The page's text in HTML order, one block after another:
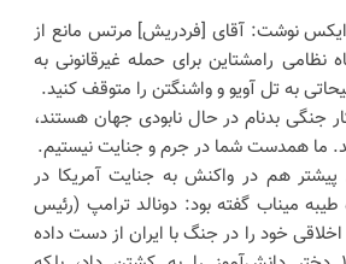
نوشت: آقای [فردریش] مرتس مانع از
نظامی رامشتاین برای حمله غیرقانونی به
به تل آویو و واشنگتن را متوقف کنید.
جنگی بدنام در حال نابودی جهان هستند،
ما همدست شما در جرم و جنایت نیستیم.
پیشتر هم در واکنش به جنایت آمریکا در
میناب گفته بود: دونالد ترامپ (رئیس
خود را در جنگ با ایران از دست داده